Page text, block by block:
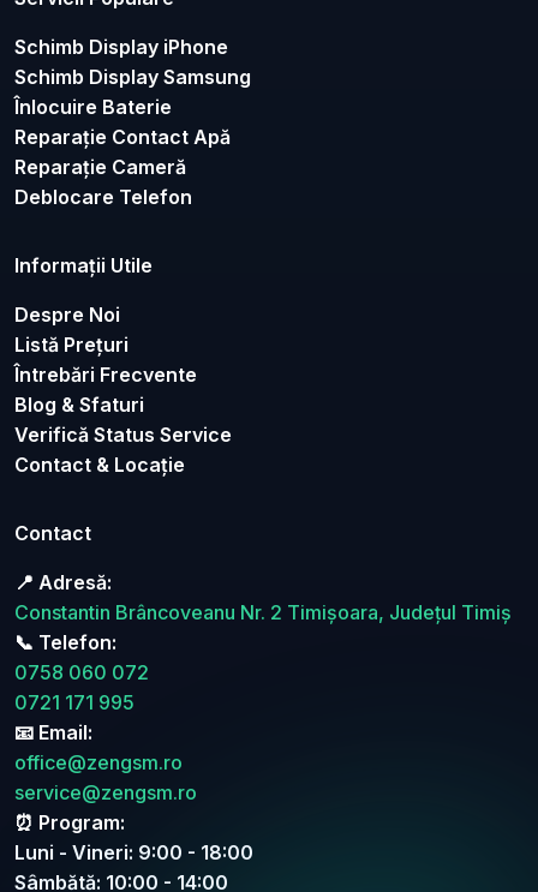
Schimb Display iPhone
Schimb Display Samsung
Înlocuire Baterie
Reparație Contact Apă
Reparație Cameră
Deblocare Telefon
Informații Utile
Despre Noi
Listă Prețuri
Întrebări Frecvente
Blog & Sfaturi
Verifică Status Service
Contact & Locație
Contact
📍 Adresă:
Constantin Brâncoveanu Nr. 2 Timișoara, Județul Timiș
📞 Telefon:
0758 060 072
0721 171 995
📧 Email:
office@zengsm.ro
service@zengsm.ro
⏰ Program:
Luni - Vineri: 9:00 - 18:00
Sâmbătă: 10:00 - 14:00